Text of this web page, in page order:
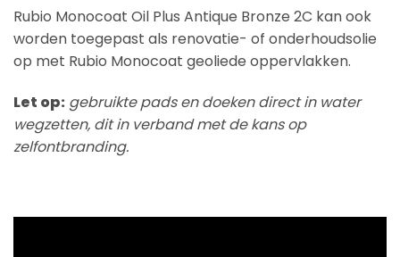
Rubio Monocoat Oil Plus Antique Bronze 2C kan ook
worden toegepast als renovatie- of onderhoudsolie
op met Rubio Monocoat geoliede oppervlakken.
Let op: gebruikte pads en doeken direct in water
wegzetten, dit in verband met de kans op
zelfontbranding.